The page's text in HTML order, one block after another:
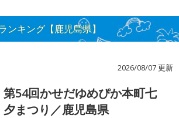
ンキング【鹿児島県】
2026/08/07 更新
第54回かせだゆめぴか本町七
夕まつり／鹿児島県